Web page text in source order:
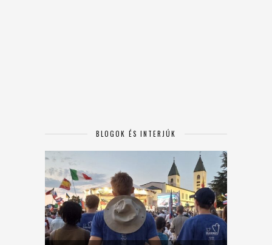
BLOGOK ÉS INTERJÚK